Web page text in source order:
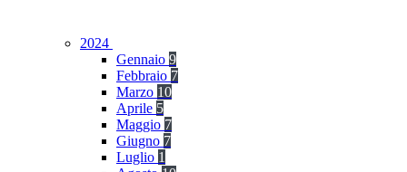
2024
Gennaio 9
Febbraio 7
Marzo 10
Aprile 5
Maggio 7
Giugno 7
Luglio 1